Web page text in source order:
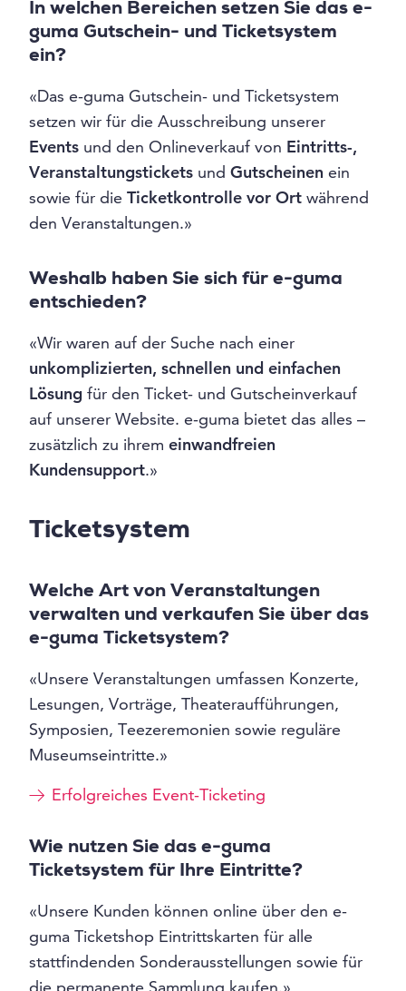
In welchen Bereichen setzen Sie das e-
guma Gutschein- und Ticketsystem
ein?
«Das e-guma Gutschein- und Ticketsystem
setzen wir für die Ausschreibung unserer
Events und den Onlineverkauf von Eintritts-,
Veranstaltungstickets und Gutscheinen ein
sowie für die Ticketkontrolle vor Ort während
den Veranstaltungen.»
Weshalb haben Sie sich für e-guma
entschieden?
«Wir waren auf der Suche nach einer
unkomplizierten, schnellen und einfachen
Lösung für den Ticket- und Gutscheinverkauf
auf unserer Website. e-guma bietet das alles –
zusätzlich zu ihrem einwandfreien
Kundensupport.»
Ticketsystem
Welche Art von Veranstaltungen
verwalten und verkaufen Sie über das
e-guma Ticketsystem?
«Unsere Veranstaltungen umfassen Konzerte,
Lesungen, Vorträge, Theateraufführungen,
Symposien, Teezeremonien sowie reguläre
Museumseintritte.»
Erfolgreiches Event-Ticketing
Wie nutzen Sie das e-guma
Ticketsystem für Ihre Eintritte?
«Unsere Kunden können online über den e-
guma Ticketshop Eintrittskarten für alle
stattfindenden Sonderausstellungen sowie für